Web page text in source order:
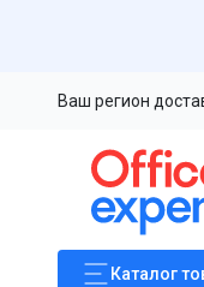
Ваш регион
Каталог